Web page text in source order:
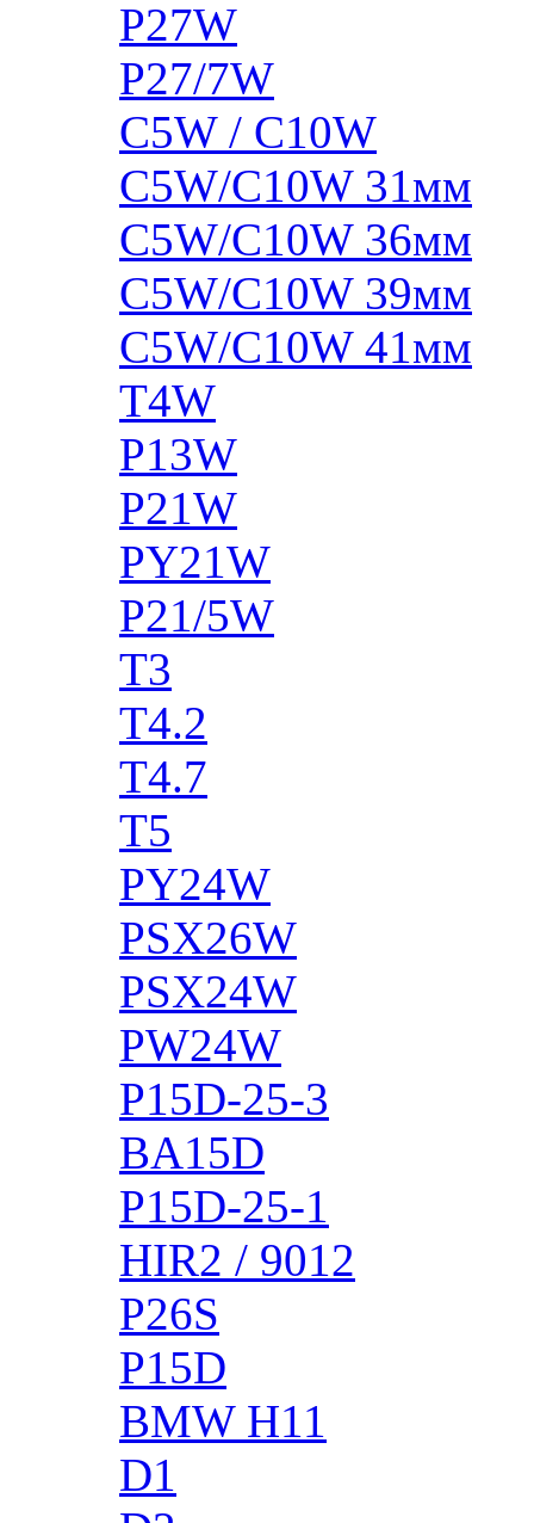
P27W
P27/7W
C5W / C10W
C5W/C10W 31мм
C5W/C10W 36мм
C5W/C10W 39мм
C5W/C10W 41мм
T4W
P13W
P21W
PY21W
P21/5W
T3
T4.2
T4.7
T5
PY24W
PSX26W
PSX24W
PW24W
P15D-25-3
BA15D
P15D-25-1
HIR2 / 9012
P26S
P15D
BMW H11
D1